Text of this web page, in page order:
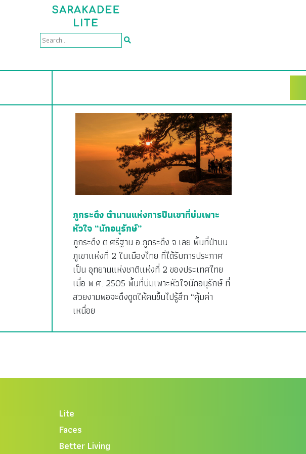
ภูกระดึง ตำนานแห่งการปีนเขาที่บ่มเพาะ
หัวใจ “นักอนุรักษ์”
ภูกระดึง ต.ศรีฐาน อ.ภูกระดึง จ.เลย พื้นที่ป่าบน
ภูเขาแห่งที่ 2 ในเมืองไทย ที่ได้รับการประกาศ
เป็น อุทยานแห่งชาติแห่งที่ 2 ของประเทศไทย
เมื่อ พ.ศ. 2505 พื้นที่บ่มเพาะหัวใจนักอนุรักษ์ ที่
สวยงามพอจะดึงดูดให้คนขึ้นไปรู้สึก “คุ้มค่า
เหนื่อย
Lite
Faces
Better Living